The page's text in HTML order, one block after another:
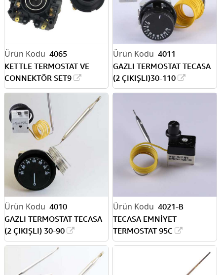
4065
KETTLE TERMOSTAT VE
CONNEKTÖR SET9
4011
GAZLI TERMOSTAT TECASA
(2 ÇIKIŞLI)30-110
4010
GAZLI TERMOSTAT TECASA
(2 ÇIKIŞLI) 30-90
4021-B
TECASA EMNİYET
TERMOSTAT 95C